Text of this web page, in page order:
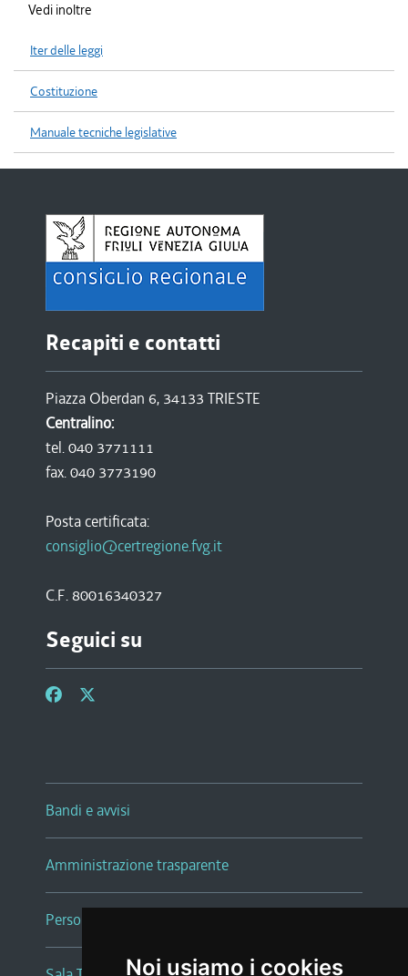
Noi usiamo i cookies
Vedi inoltre
Iter delle leggi
Costituzione
Manuale tecniche legislative
Recapiti e contatti
Piazza Oberdan 6, 34133 TRIESTE
Centralino:
tel. 040 3771111
fax. 040 3773190
Posta certificata:
consiglio@certregione.fvg.it
C.F. 80016340327
Seguici su
Bandi e avvisi
Amministrazione trasparente
Persone e Uffici